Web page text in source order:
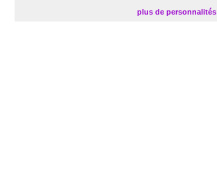
plus de personnalités